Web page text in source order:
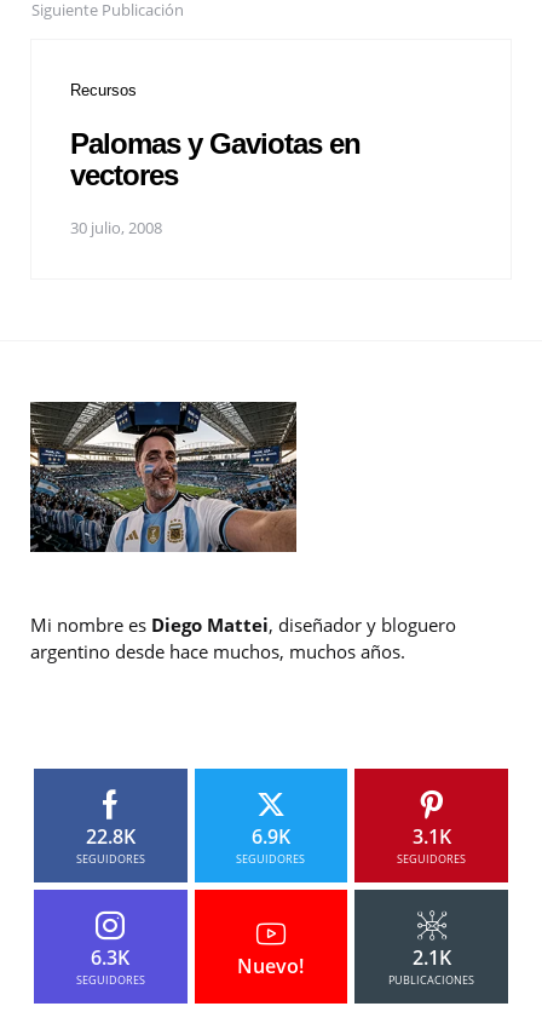
Siguiente Publicación
Recursos
Palomas y Gaviotas en
vectores
30 julio, 2008
Mi nombre es Diego Mattei, diseñador y bloguero
argentino desde hace muchos, muchos años.
22.8K
SEGUIDORES
6.9K
SEGUIDORES
3.1K
SEGUIDORES
6.3K
SEGUIDORES
Nuevo! 2.1K
PUBLICACIONES